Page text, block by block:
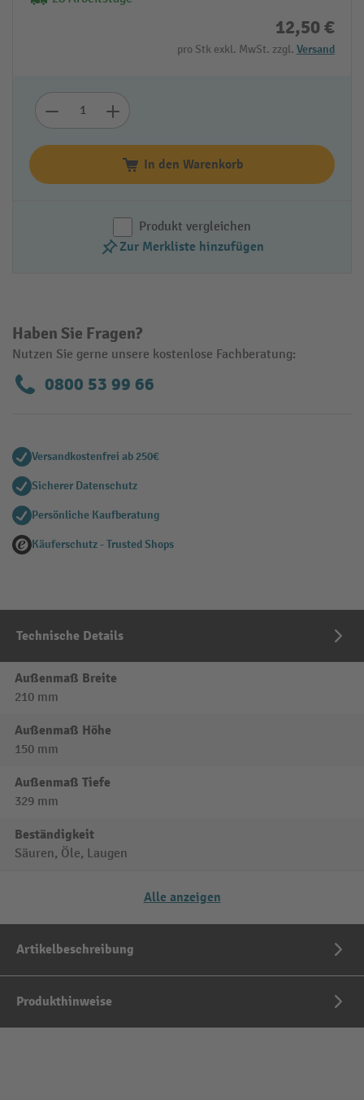
12,50 €
pro Stk exkl. MwSt. zzgl. Versand
In den Warenkorb
Produkt vergleichen
Zur Merkliste hinzufügen
Haben Sie Fragen?
Nutzen Sie gerne unsere kostenlose Fachberatung:
0800 53 99 66
Versandkostenfrei ab 250€
Sicherer Datenschutz
Persönliche Kaufberatung
Käuferschutz - Trusted Shops
Technische Details
Außenmaß Breite
210 mm
Außenmaß Höhe
150 mm
Außenmaß Tiefe
329 mm
Beständigkeit
Säuren, Öle, Laugen
Alle anzeigen
Artikelbeschreibung
Produkthinweise